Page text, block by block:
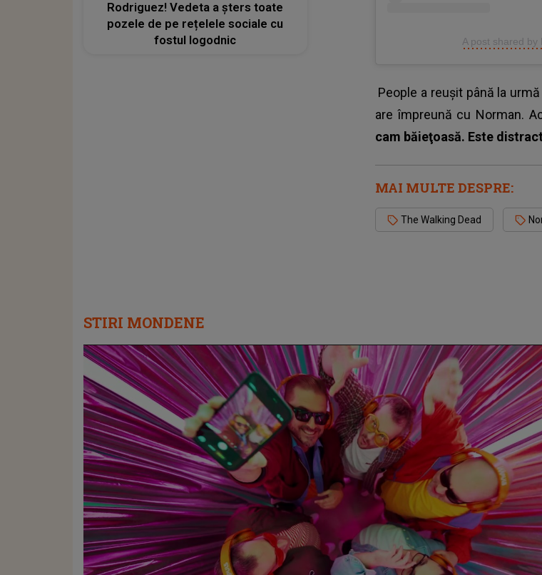
A post shared by
People a reuşit până la
are împreună cu Norman.
cam băieţoasă. Este
MAI MULTE DESPRE:
The Walking Dead
Rodriguez! Vedeta a șters toate
pozele de pe rețelele sociale cu
fostul logodnic
STIRI MONDENE